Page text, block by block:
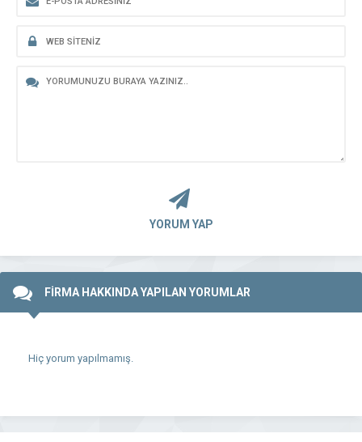
YORUM YAP
FİRMA HAKKINDA YAPILAN YORUMLAR
Hiç yorum yapılmamış.